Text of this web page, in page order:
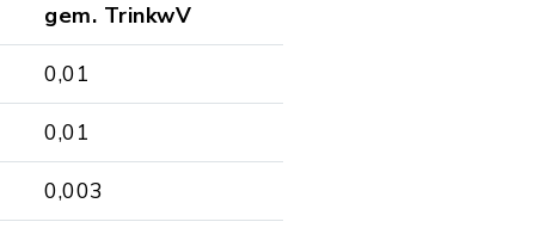
gem. TrinkwV
0,01
0,01
0,003